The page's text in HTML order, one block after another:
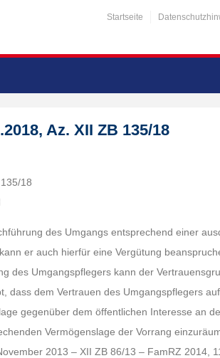
Startseite
Az. XII ZB 135/18
18
des Umgangs entsprechend einer
er auch hierfür eine Vergütung
des Umgangspflegers kann der
dass dem Vertrauen des Umgangspflegers
gegenüber dem öffentlichen Interesse an
Vermögenslage der Vorrang
2013 – XII ZB 86/13 – FamRZ 2014,